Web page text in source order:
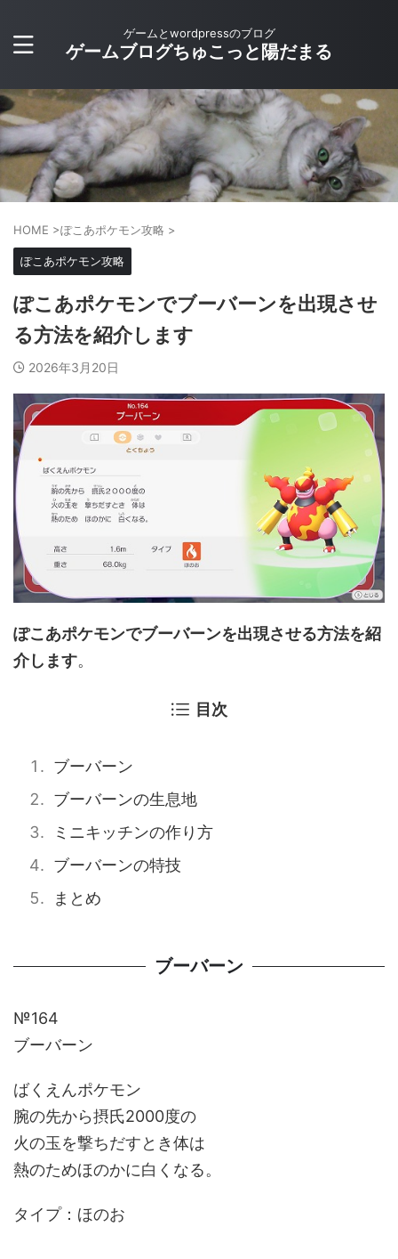
ゲームとwordpressのブログ
ゲームブログちゅこっと陽だまる
HOME >ぽこあポケモン攻略 >
ぽこあポケモン攻略
ぽこあポケモンでブーバーンを出現させ
る方法を紹介します
2026年3月20日
ぽこあポケモンでブーバーンを出現させる方法を紹
介します。
目次
ブーバーン
ブーバーンの生息地
ミニキッチンの作り方
ブーバーンの特技
まとめ
ブーバーン
№164
ブーバーン
ばくえんポケモン
腕の先から摂氏2000度の
火の玉を撃ちだすとき体は
熱のためほのかに白くなる。
タイプ：ほのお